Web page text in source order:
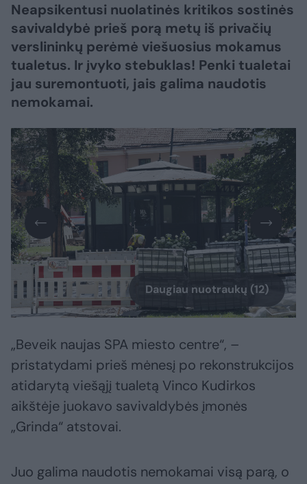
Neapsikentusi nuolatinės kritikos sostinės
savivaldybė prieš porą metų iš privačių
verslininkų perėmė viešuosius mokamus
tualetus. Ir įvyko stebuklas! Penki tualetai
jau suremontuoti, jais galima naudotis
nemokamai.
Daugiau nuotraukų (12)
„Beveik naujas SPA miesto centre“, –
pristatydami prieš mėnesį po rekonstrukcijos
atidarytą viešąjį tualetą Vinco Kudirkos
aikštėje juokavo savivaldybės įmonės
„Grinda“ atstovai.
Juo galima naudotis nemokamai visą parą, o